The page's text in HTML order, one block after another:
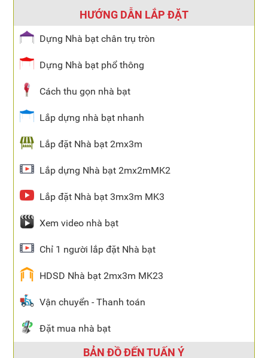
HƯỚNG DẪN LẮP ĐẶT
Dựng Nhà bạt chân trụ tròn
Dựng Nhà bạt phổ thông
Cách thu gọn nhà bạt
Lắp dựng nhà bạt nhanh
Lắp đặt Nhà bạt 2mx3m
Lắp dựng Nhà bạt 2mx2mMK2
Lắp đặt Nhà bạt 3mx3m MK3
Xem video nhà bạt
Chỉ 1 người lắp đặt Nhà bạt
HDSD Nhà bạt 2mx3m MK23
Vận chuyển - Thanh toán
Đặt mua nhà bạt
BẢN ĐỒ ĐẾN TUẤN Ý